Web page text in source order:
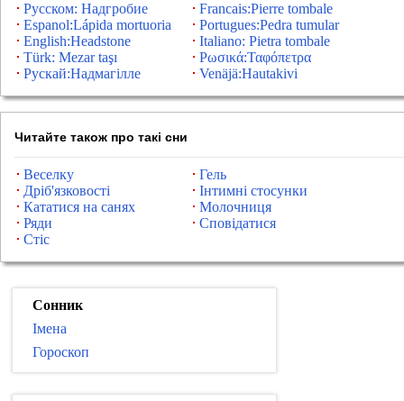
Русском: Надгробие
Francais:Pierre tombale
Espanol:Lápida mortuoria
Portugues:Pedra tumular
English:Headstone
Italiano: Pietra tombale
Türk: Mezar taşı
Ρωσικά:Ταφόπετρα
Рускай:Надмагілле
Venäjä:Hautakivi
Читайте також про такі сни
Веселку
Гель
Дріб'язковості
Інтимні стосунки
Кататися на санях
Молочниця
Ряди
Сповідатися
Стіс
Сонник
Імена
Гороскоп